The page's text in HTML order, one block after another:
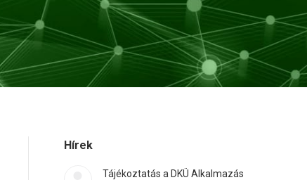
Hírek
Tájékoztatás a DKÜ Alkalmazás